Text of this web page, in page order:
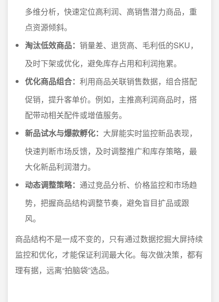
多维分析，快速定位高利润、高销售潜力商品，重
点资源倾斜。
淘汰低效商品： 销量差、退货高、毛利低的SKU，
及时下架或优化，避免库存占用和利润拖累。
优化商品组合： 利用商品关联销售数据，组合搭配
促销，提升客单价。例如，主推高利润商品时，搭
配带动相关配件或增值服务。
新品试水与爆款孵化： 大屏能实时监控新品表现，
快速判断市场反馈，及时调整推广和库存策略，最
大化新品利润潜力。
动态调整策略： 通过竞品分析、价格监控和市场趋
势，把握商品结构调整节奏，避免盲目扩品或跟
风。
商品结构不是一成不变的，只有通过数据挖掘大屏持续
监控和优化，才能保证利润最大化。每次做决策，都有
理有据，远离“拍脑袋”选品。